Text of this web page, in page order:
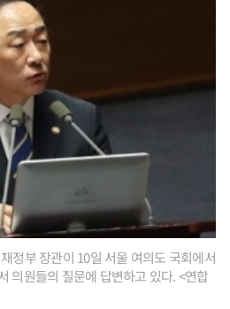
정부 장관이 10일 서울 여의도 국회에서
의원들의 질문에 답변하고 있다. <연합